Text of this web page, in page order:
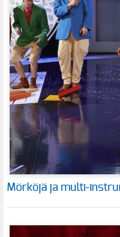
Mörköjä ja multi-